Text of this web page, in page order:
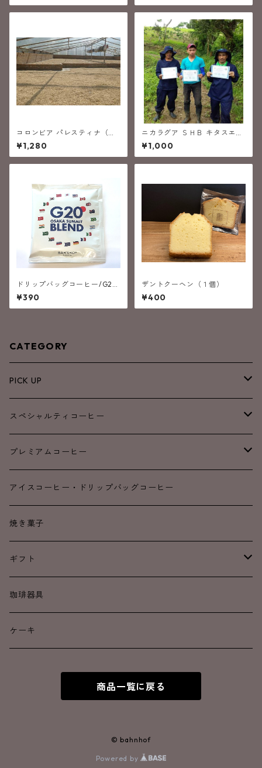
コロンビア パレスティナ（中
深煎り）
¥1,280
ニカラグア ＳＨＢ キタスエニ
ョス（中深煎り）
¥1,000
ドリップバッグコーヒー/G20
OSAKA SUMMT Blend（G20
大阪サミットブレンド）
¥390
ザントクーヘン（１個）
¥400
CATEGORY
PICK UP
NEW
SALE
スペシャルティコーヒー
ブレンド
浅煎り
中煎り
中深煎り
深煎り
プレミアムコーヒー
浅煎り
中煎り
中深煎り
深煎り
カフェインレス
アイスコーヒー・ドリップバッグコーヒー
焼き菓子
ギフト
ドリップコーヒー
焼き菓子
珈琲器具
ケーキ
商品一覧に戻る
© bahnhof
Powered by